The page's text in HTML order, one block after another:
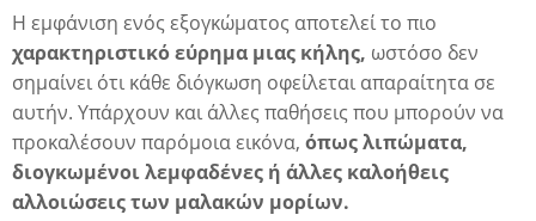
Η εμφάνιση ενός εξογκώματος αποτελεί το πιο
χαρακτηριστικό εύρημα μιας κήλης, ωστόσο δεν
σημαίνει ότι κάθε διόγκωση οφείλεται απαραίτητα σε
αυτήν. Υπάρχουν και άλλες παθήσεις που μπορούν να
προκαλέσουν παρόμοια εικόνα, όπως λιπώματα,
διογκωμένοι λεμφαδένες ή άλλες καλοήθεις
αλλοιώσεις των μαλακών μορίων.